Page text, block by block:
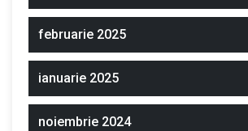
februarie 2025
ianuarie 2025
noiembrie 2024